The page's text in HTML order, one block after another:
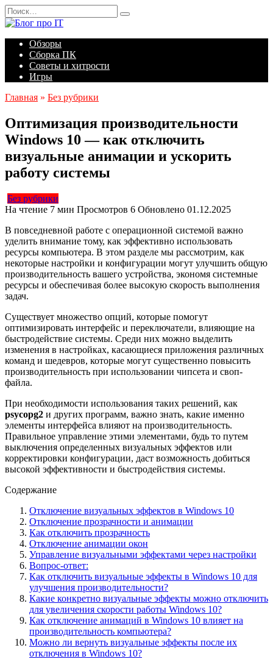
Перейти
к
содержанию
Search
for:
Обзоры
Сборка ПК
Советы и хитрости
Игры
Главная » Без рубрики
Оптимизация производительности
Windows 10 — как отключить
визуальные анимации и ускорить
работу системы
Без рубрики
На чтение 7 мин Просмотров 6 Обновлено 01.12.2025
В повседневной работе с операционной системой важно
уделить внимание тому, как эффективно использовать
ресурсы компьютера. В этом разделе мы рассмотрим, как
некоторые настройки и конфигурации могут улучшить общую
производительность вашего устройства, экономя системные
ресурсы и обеспечивая более высокую скорость выполнения
задач.
Существует множество опций, которые помогут
оптимизировать интерфейс и переключатели, влияющие на
быстродействие системы. Среди них можно выделить
изменения в настройках, касающиеся приложения различных
команд и шедевров, которые могут существенно повысить
производительность при использовании чипсета и своп-
файла.
При необходимости использования таких решений, как
psycopg2 и других программ, важно знать, какие именно
элементы интерфейса влияют на производительность.
Правильное управление этими элементами, будь то путем
выключения определенных визуальных эффектов или
корректировки конфигурации, даст возможность добиться
высокой эффективности и быстродействия системы.
Содержание
Отключение визуальных эффектов в Windows 10
Отключение прозрачности и анимации
Как отключить прозрачность
Отключение анимации окон
Управление визуальными эффектами через настройки
Вопрос-ответ:
Как отключить визуальные эффекты в Windows 10 для
улучшения производительности?
Какие конкретно визуальные эффекты можно отключить
для увеличения скорости работы Windows 10?
Как отключение анимаций в Windows 10 влияет на
производительность компьютера?
Можно ли вернуть визуальные эффекты после их
отключения в Windows 10?